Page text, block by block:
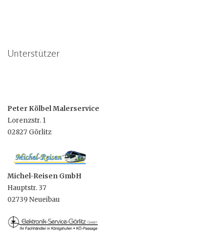
Unterstützer
Peter Kölbel Malerservice
Lorenzstr. 1
02827 Görlitz
Michel-Reisen GmbH
Hauptstr. 37
02739 Neueibau